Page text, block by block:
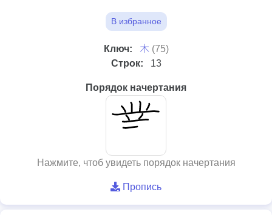
В избранное
Ключ: ⽊ (75)
Строк:
13
Порядок начертания
Нажмите, чтоб увидеть порядок начертания
Пропись